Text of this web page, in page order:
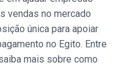
vendas no mercado
única para apoiar
no Egito. Entre
mais sobre como